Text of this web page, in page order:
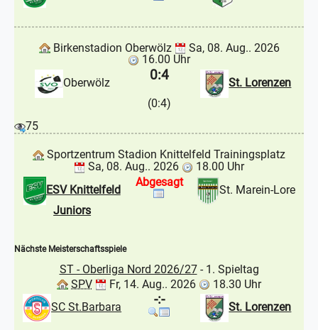
Birkenstadion Oberwölz
Sa, 08. Aug.. 2026
16.00 Uhr
Oberwölz
St. Lorenzen
0:4
(0:4)
75
Sportzentrum Stadion Knittelfeld Trainingsplatz
Sa, 08. Aug.. 2026
18.00 Uhr
ESV Knittelfeld
Juniors
St. Marein-Lore
Abgesagt
Nächste Meisterschaftsspiele
ST - Oberliga Nord 2026/27- 1. Spieltag
SPV
Fr, 14. Aug.. 2026
18.30 Uhr
SC St.Barbara
St. Lorenzen
-:-